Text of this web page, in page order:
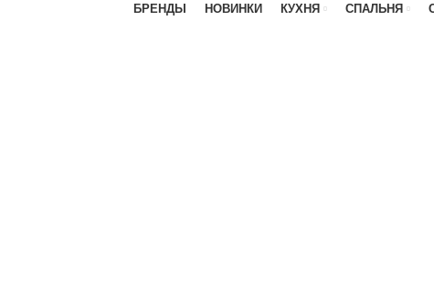
БРЕНДЫ НОВИНКИ КУХНЯ СПАЛЬНЯ